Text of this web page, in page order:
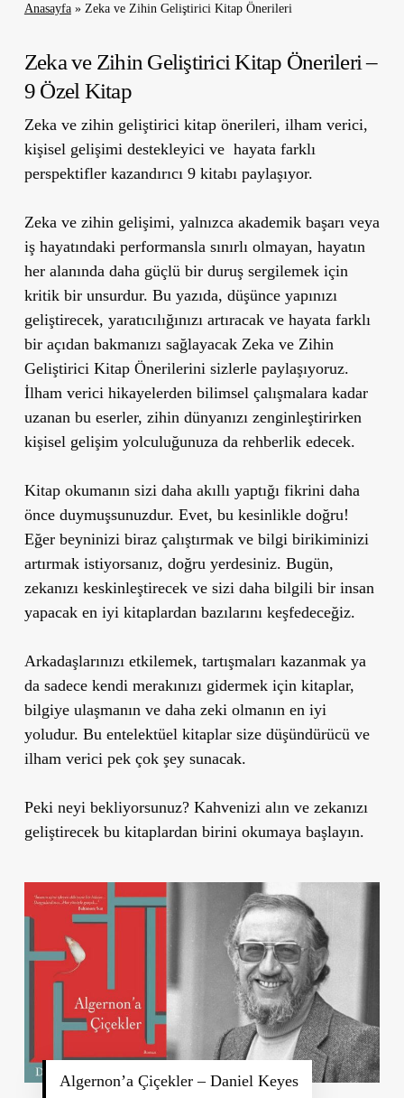
Anasayfa» Zeka ve Zihin Geliştirici Kitap Önerileri
Zeka ve Zihin Geliştirici Kitap Önerileri –
9 Özel Kitap
Zeka ve zihin geliştirici kitap önerileri, ilham verici,
kişisel gelişimi destekleyici ve hayata farklı
perspektifler kazandırıcı 9 kitabı paylaşıyor.
Zeka ve zihin gelişimi, yalnızca akademik başarı veya
iş hayatındaki performansla sınırlı olmayan, hayatın
her alanında daha güçlü bir duruş sergilemek için
kritik bir unsurdur. Bu yazıda, düşünce yapınızı
geliştirecek, yaratıcılığınızı artıracak ve hayata farklı
bir açıdan bakmanızı sağlayacak Zeka ve Zihin
Geliştirici Kitap Önerilerini sizlerle paylaşıyoruz.
İlham verici hikayelerden bilimsel çalışmalara kadar
uzanan bu eserler, zihin dünyanızı zenginleştirirken
kişisel gelişim yolculuğunuza da rehberlik edecek.
Kitap okumanın sizi daha akıllı yaptığı fikrini daha
önce duymuşsunuzdur. Evet, bu kesinlikle doğru!
Eğer beyninizi biraz çalıştırmak ve bilgi birikiminizi
artırmak istiyorsanız, doğru yerdesiniz. Bugün,
zekanızı keskinleştirecek ve sizi daha bilgili bir insan
yapacak en iyi kitaplardan bazılarını keşfedeceğiz.
Arkadaşlarınızı etkilemek, tartışmaları kazanmak ya
da sadece kendi merakınızı gidermek için kitaplar,
bilgiye ulaşmanın ve daha zeki olmanın en iyi
yoludur. Bu entelektüel kitaplar size düşündürücü ve
ilham verici pek çok şey sunacak.
Peki neyi bekliyorsunuz? Kahvenizi alın ve zekanızı
geliştirecek bu kitaplardan birini okumaya başlayın.
Algernon’a Çiçekler – Daniel Keyes